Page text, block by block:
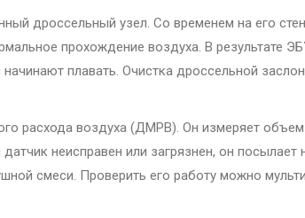
дроссельный узел. Со временем на его
прохождение воздуха. В результате
плавать. Очистка дроссельной
расхода воздуха (ДМРВ). Он измеряет
неисправен или загрязнен, он
смеси. Проверить его работу можно